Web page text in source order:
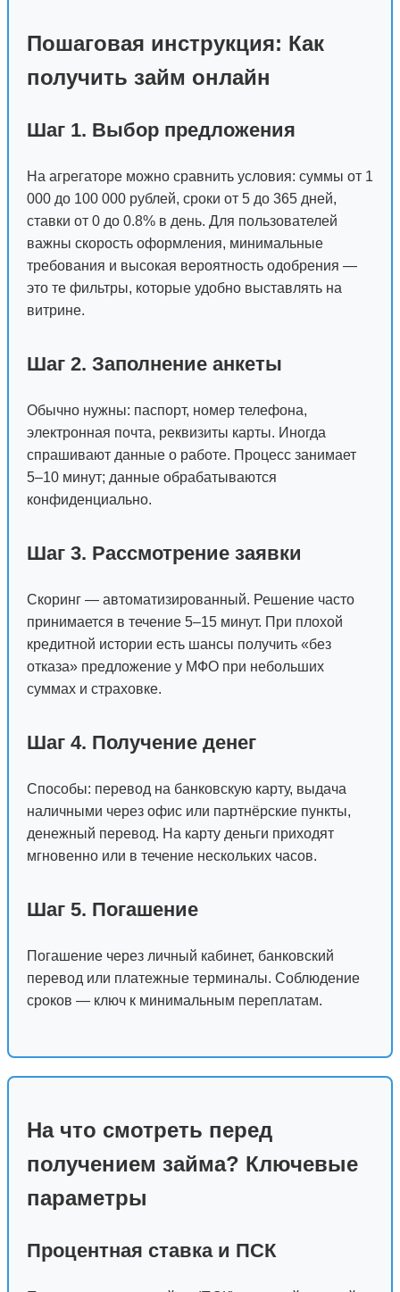
Пошаговая инструкция: Как
получить займ онлайн
Шаг 1. Выбор предложения
На агрегаторе можно сравнить условия: суммы от 1
000 до 100 000 рублей, сроки от 5 до 365 дней,
ставки от 0 до 0.8% в день. Для пользователей
важны скорость оформления, минимальные
требования и высокая вероятность одобрения —
это те фильтры, которые удобно выставлять на
витрине.
Шаг 2. Заполнение анкеты
Обычно нужны: паспорт, номер телефона,
электронная почта, реквизиты карты. Иногда
спрашивают данные о работе. Процесс занимает
5–10 минут; данные обрабатываются
конфиденциально.
Шаг 3. Рассмотрение заявки
Скоринг — автоматизированный. Решение часто
принимается в течение 5–15 минут. При плохой
кредитной истории есть шансы получить «без
отказа» предложение у МФО при небольших
суммах и страховке.
Шаг 4. Получение денег
Способы: перевод на банковскую карту, выдача
наличными через офис или партнёрские пункты,
денежный перевод. На карту деньги приходят
мгновенно или в течение нескольких часов.
Шаг 5. Погашение
Погашение через личный кабинет, банковский
перевод или платежные терминалы. Соблюдение
сроков — ключ к минимальным переплатам.
На что смотреть перед
получением займа? Ключевые
параметры
Процентная ставка и ПСК